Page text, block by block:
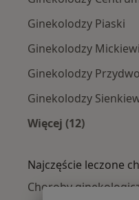
Ginekolodzy Piaski
Ginekolodzy
Ginekolodzy
Ginekolodzy
Więcej (12)
Najczęście leczone
Choroby